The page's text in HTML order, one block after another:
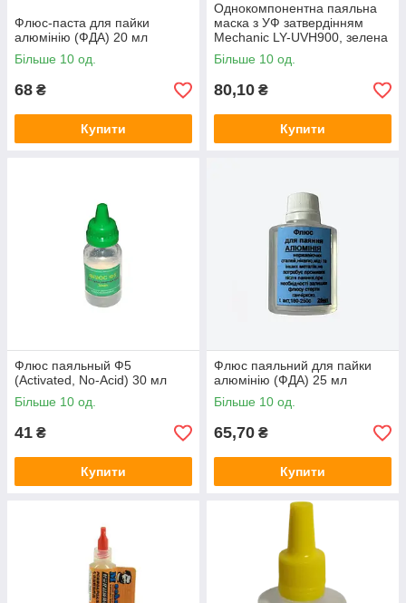
Флюс-паста для пайки
алюмінію (ФДА) 20 мл
Більше 10 од.
68 ₴
Купити
Однокомпонентна паяльна
маска з УФ затвердінням
Mechanic LY-UVH900, зелена
Більше 10 од.
80,10 ₴
Купити
Флюс паяльный Ф5
(Activated, No-Acid) 30 мл
Більше 10 од.
41 ₴
Купити
Флюс паяльний для пайки
алюмінію (ФДА) 25 мл
Більше 10 од.
65,70 ₴
Купити